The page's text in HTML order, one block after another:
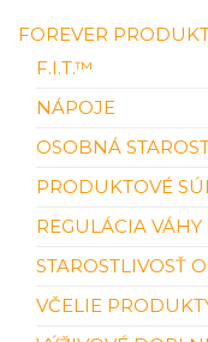
FOREVER
F.I.T.™
NÁPOJE
OSOBNÁ
PRODUKTOVÉ
REGULÁCIA VÁHY
STAROSTLIVOSŤ
VČELIE